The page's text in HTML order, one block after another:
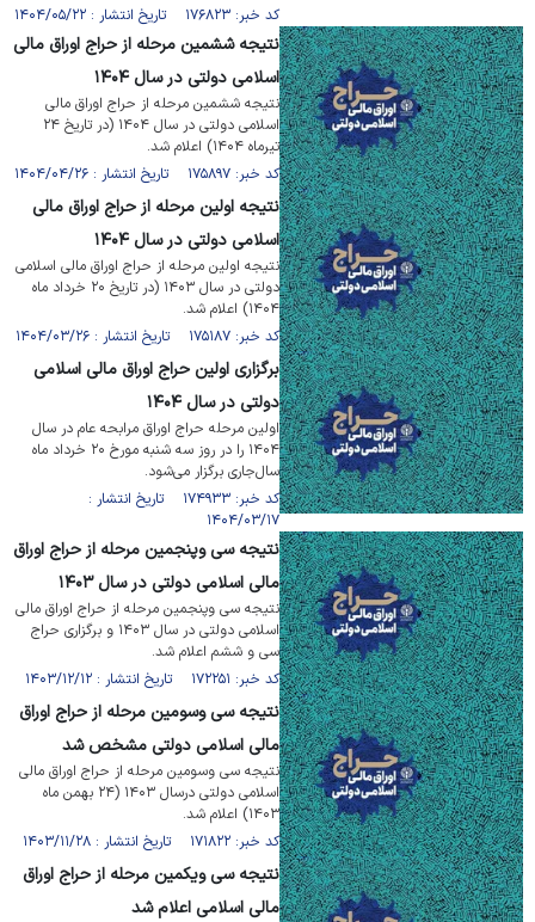
کد خبر: ۱۷۶۸۲۳ تاریخ انتشار : ۱۴۰۴/۰۵/۲۲
نتیجه ششمین مرحله از حراج اوراق مالی
اسلامی دولتی در سال ۱۴۰۴
نتیجه ششمین مرحله از حراج اوراق مالی
اسلامی دولتی در سال ۱۴۰۴ (در تاریخ ۲۴
تیرماه ۱۴۰۴) اعلام شد.
کد خبر: ۱۷۵۸۹۷ تاریخ انتشار : ۱۴۰۴/۰۴/۲۶
نتیجه اولین مرحله از حراج اوراق مالی
اسلامی دولتی در سال ۱۴۰۴
نتیجه اولین مرحله از حراج اوراق مالی اسلامی
دولتی در سال ۱۴۰۳ (در تاریخ ۲۰ خرداد ماه
۱۴۰۴) اعلام شد.
کد خبر: ۱۷۵۱۸۷ تاریخ انتشار : ۱۴۰۴/۰۳/۲۶
برگزاری اولین حراج اوراق مالی اسلامی
دولتی در سال ۱۴۰۴
اولین مرحله حراج اوراق مرابحه عام در سال
۱۴۰۴ را در روز سه ‎شنبه مورخ ۲۰ خرداد ماه
سال‌جاری برگزار می‌شود.
کد خبر: ۱۷۴۹۳۳ تاریخ انتشار :
۱۴۰۴/۰۳/۱۷
نتیجه سی­ وپنجمین مرحله از حراج اوراق
مالی اسلامی دولتی در سال ۱۴۰۳
نتیجه سی­ وپنجمین مرحله از حراج اوراق مالی
اسلامی دولتی در سال ۱۴۰۳ و برگزاری حراج
سی و ششم اعلام شد.
کد خبر: ۱۷۲۲۵۱ تاریخ انتشار : ۱۴۰۳/۱۲/۱۲
نتیجه سی­ وسومین مرحله از حراج اوراق
مالی اسلامی دولتی مشخص شد
نتیجه سی­ وسومین مرحله از حراج اوراق مالی
اسلامی دولتی درسال ۱۴۰۳ (۲۴ بهمن ماه
۱۴۰۳) اعلام شد.
کد خبر: ۱۷۱۸۲۲ تاریخ انتشار : ۱۴۰۳/۱۱/۲۸
نتیجه سی ویکمین مرحله از حراج اوراق
مالی اسلامی اعلام شد